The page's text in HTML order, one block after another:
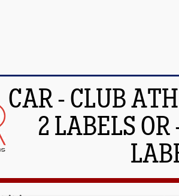
CAR - CLUB
2 LABELS